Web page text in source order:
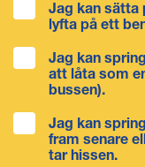
Jag kan sätta
lyfta på ett
Jag kan
att låta som
bussen).
Jag kan
fram senare
tar hissen.